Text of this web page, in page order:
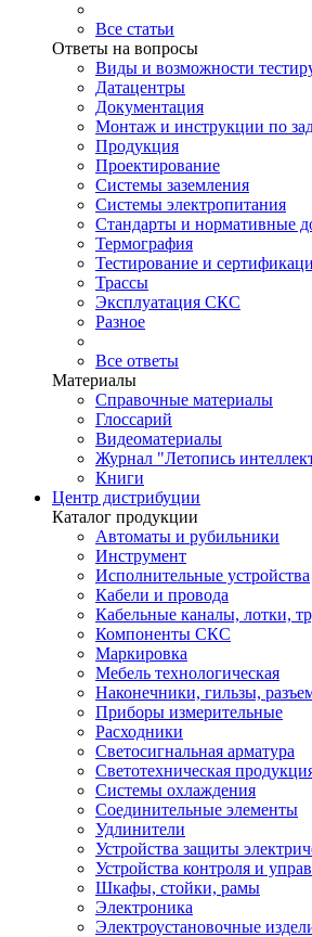
Все статьи
Ответы на вопросы
Виды и возможности
Датацентры
Документация
Монтаж и инструкции по
Продукция
Проектирование
Системы заземления
Системы электропитания
Стандарты и нормативные
Термография
Тестирование и
Трассы
Эксплуатация СКС
Разное
Все ответы
Материалы
Справочные материалы
Глоссарий
Видеоматериалы
Журнал "Летопись
Книги
Центр дистрибуции
Каталог продукции
Автоматы и рубильники
Инструмент
Исполнительные устройства
Кабели и провода
Кабельные каналы, лотки,
Компоненты СКС
Маркировка
Мебель технологическая
Наконечники, гильзы,
Приборы измерительные
Расходники
Светосигнальная арматура
Светотехническая
Системы охлаждения
Соединительные элементы
Удлинители
Устройства защиты
Устройства контроля и
Шкафы, стойки, рамы
Электроника
Электроустановочные